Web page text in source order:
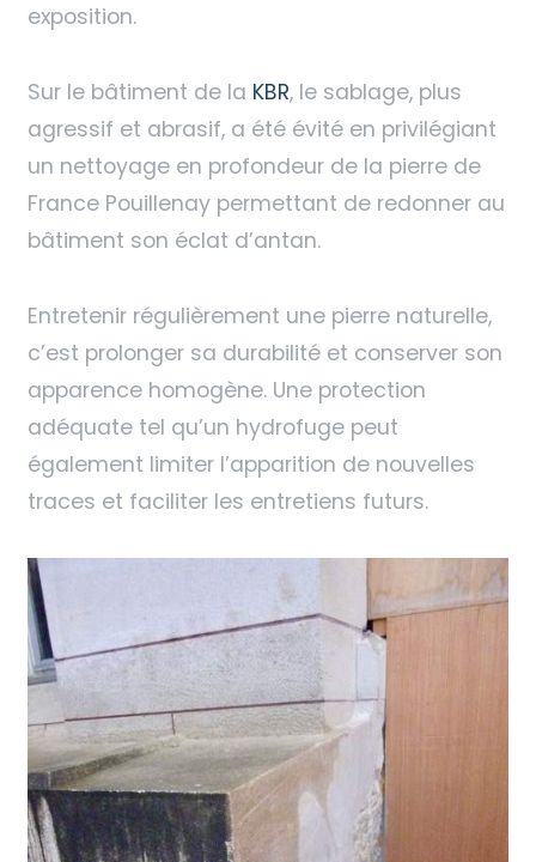
exposition.
Sur le bâtiment de la KBR, le sablage, plus
agressif et abrasif, a été évité en privilégiant
un nettoyage en profondeur de la pierre de
France Pouillenay permettant de redonner au
bâtiment son éclat d’antan.
Entretenir régulièrement une pierre naturelle,
c’est prolonger sa durabilité et conserver son
apparence homogène. Une protection
adéquate tel qu’un hydrofuge peut
également limiter l’apparition de nouvelles
traces et faciliter les entretiens futurs.